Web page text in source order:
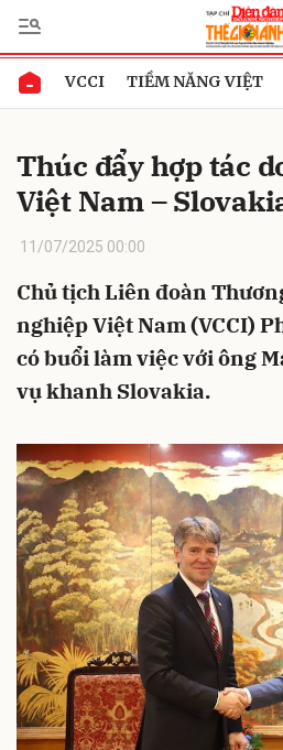
VCCI TIỀM NĂNG VIỆT
Thúc đẩy hợp tác
Việt Nam –
11/07/2025 00:00
Chủ tịch Liên đoàn
nghiệp Việt Nam (VCCI)
có buổi làm việc với ông
vụ khanh Slovakia.
Gửi bình luận